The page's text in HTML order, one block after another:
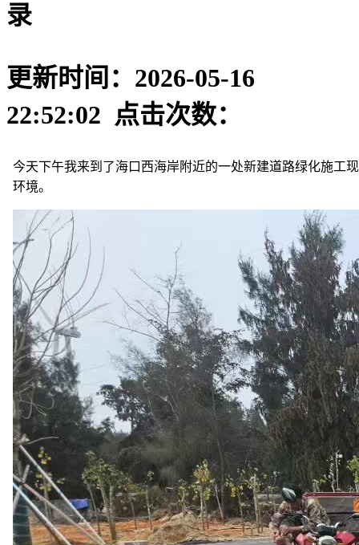
录
更新时间：2026-05-16
22:52:02 点击次数：
今天下午我来到了海口西海岸附近的一处新建道路绿化施工
环境。